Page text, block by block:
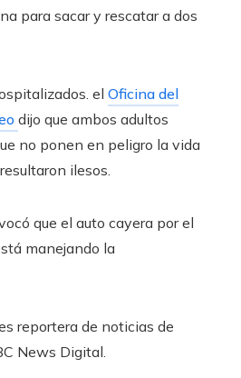
para sacar y rescatar a dos
el Oficina del
dijo que ambos adultos
no ponen en peligro la vida
ilesos.
que el auto cayera por el
manejando la
reportera de noticias de
News Digital.